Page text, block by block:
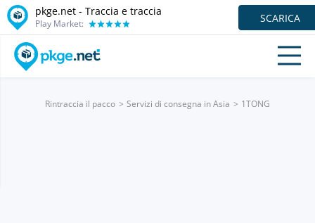
pkge.net - Traccia e traccia
Play Market: SCARICA
Rintraccia il pacco Servizi di consegna in Asia 1TONG